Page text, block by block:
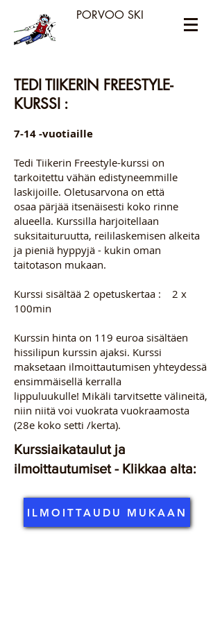
PORVOO SKI
TEDI TIIKERIN FREESTYLE-
KURSSI :
7-14 -vuotiaille
Tedi Tiikerin Freestyle-kurssi on
tarkoitettu vähän edistyneemmille
laskijoille. Oletusarvona on että
osaa pärjää itsenäisesti koko rinne
alueella. Kurssilla harjoitellaan
suksitaituruutta, reililaskemisen alkeita
ja pieniä hyppyjä - kukin oman
taitotason mukaan.
Kurssi sisältää 2 opetuskertaa : 2 x
100min
Kurssin hinta on 119 euroa sisältäen
hissilipun kurssin ajaksi. Kurssi
maksetaan ilmoittautumisen yhteydessä
ensimmäisellä kerralla
lippuluukulle! Mikäli tarvitsette välineitä,
niin niitä voi vuokrata vuokraamosta
(28e koko setti /kerta).
Kurssiaikataulut ja
ilmoittautumiset - Klikkaa alta:
ILMOITTAUDU MUKAAN